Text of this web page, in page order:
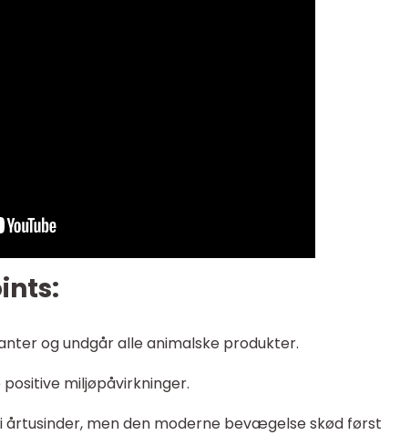
og undgår alle animalske produkter.
miljøpåvirkninger.
årtusinder, men den moderne bevægelse skød først